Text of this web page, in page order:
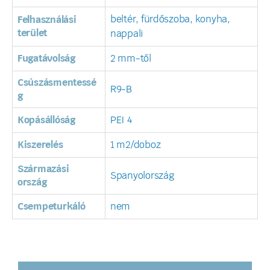
Felhasználási
terület
beltér, fürdőszoba, konyha,
nappali
Fugatávolság 2 mm-től
Csúszásmentessé
g
R9-B
Kopásállóság PEI 4
Kiszerelés 1 m2/doboz
Származási
ország
Spanyolország
Csempeturkáló nem